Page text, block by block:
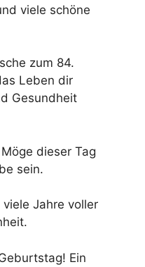
viele schöne
zum 84.
Leben dir
Gesundheit
dieser Tag
sein.
Jahre voller
Ein